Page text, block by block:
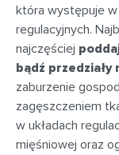
która występuje w
regulacyjnych.
najczęściej
bądź przedziały
zaburzenie
zagęszczeniem
w układach
mięśniowej oraz